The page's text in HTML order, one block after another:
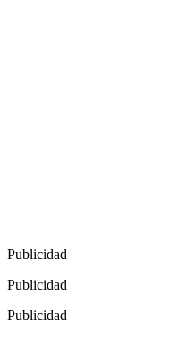
Publicidad
Publicidad
Publicidad